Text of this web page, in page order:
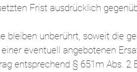
Frist ausdrücklich
bleiben unberührt, soweit die
eventuell angebotenen
entsprechend § 651m Abs. 2